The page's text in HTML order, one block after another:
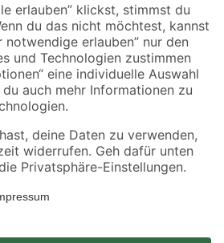
MwSt.. Die dargestellten Angebote sind unter
Die angegebenen Verfügbarkeiten beziehen
toom Baumarkt. Alle Angebote und
gilt nicht für Artikel mit Speditionsversand, hier